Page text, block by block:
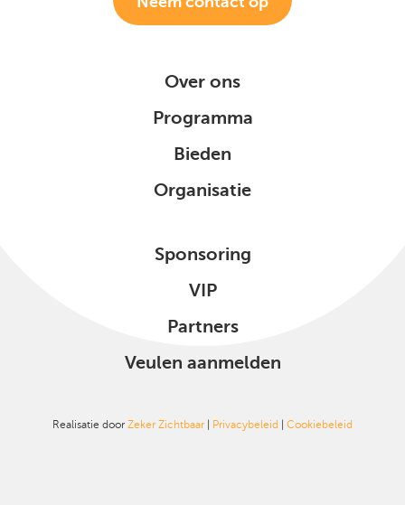
Over ons
Programma
Bieden
Organisatie
Sponsoring
VIP
Partners
Veulen aanmelden
Realisatie door Zeker Zichtbaar | Privacybeleid | Cookiebeleid